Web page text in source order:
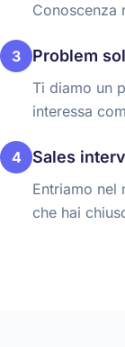
Conoscenza
3 Problem
Ti diamo un
interessa
4 Sales
Entriamo nel
che hai